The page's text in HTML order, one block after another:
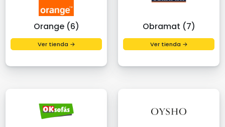
Orange (6)
Ver tienda →
Obramat (7)
Ver tienda →